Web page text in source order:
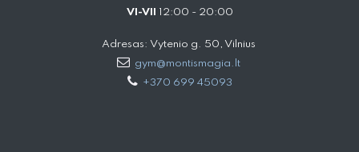
VI-VII 12:00 - 20:00
Adresas: Vytenio g. 50, Vilnius
gym@montismagia.lt
+370 699 45093